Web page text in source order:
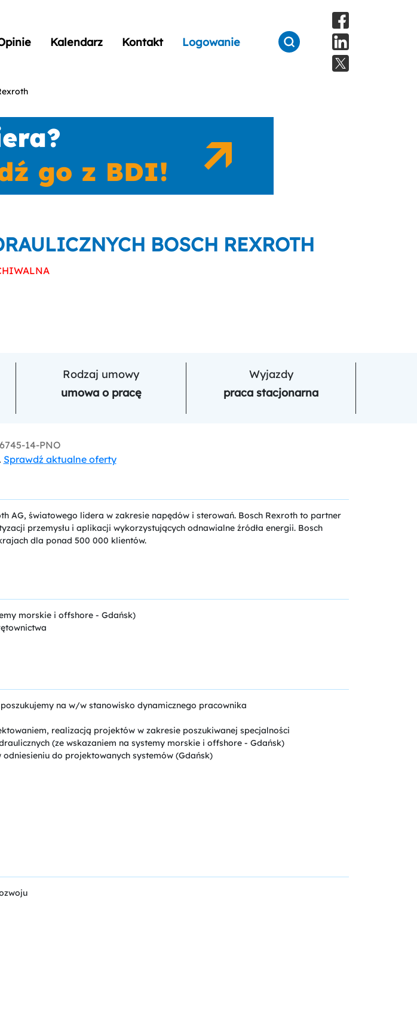
Kalendarz Kontakt Logowanie
BOSCH REXROTH
Rodzaj umowy
umowa o pracę
Wyjazdy
praca stacjonarna
6745-14-PNO
Sprawdź aktualne oferty
AG, światowego lidera w zakresie napędów i sterowań. Bosch Rexroth to partner
przemysłu i aplikacji wykorzystujących odnawialne źródła energii. Bosch
dla ponad 500 000 klientów.
morskie i offshore - Gdańsk)
na w/w stanowisko dynamicznego pracownika
realizacją projektów w zakresie poszukiwanej specjalności
(ze wskazaniem na systemy morskie i offshore - Gdańsk)
do projektowanych systemów (Gdańsk)